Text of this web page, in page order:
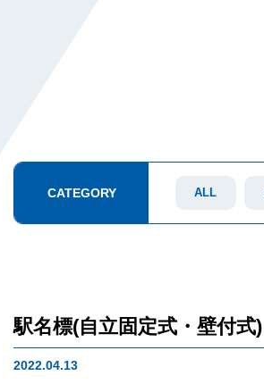
CATEGORY ALL
駅名標(自立固定式・壁付式)
2022.04.13